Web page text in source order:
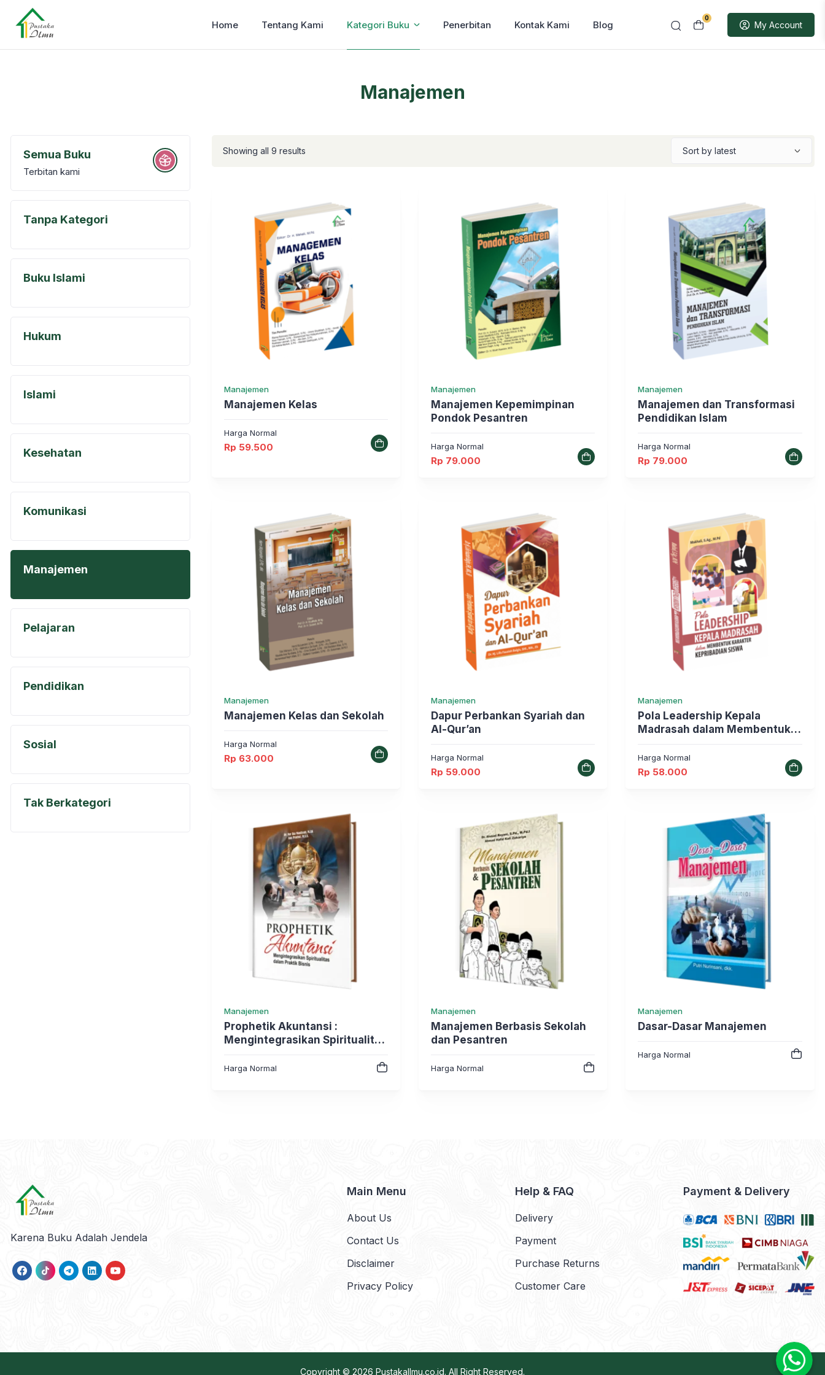
0
My Account
Home Tentang Kami Kategori Buku Penerbitan Kontak Kami Blog
Manajemen
Semua Buku
Terbitan kami
Tanpa Kategori
Buku Islami
Hukum
Islami
Kesehatan
Komunikasi
Manajemen
Pelajaran
Pendidikan
Sosial
Tak Berkategori
Showing all 9 results
Manajemen
Manajemen Kelas
Harga Normal
Rp 59.500
Manajemen
Manajemen Kepemimpinan
Pondok Pesantren
Harga Normal
Rp 79.000
Manajemen
Manajemen dan Transformasi
Pendidikan Islam
Harga Normal
Rp 79.000
Manajemen
Manajemen Kelas dan Sekolah
Harga Normal
Rp 63.000
Manajemen
Dapur Perbankan Syariah dan
Al-Qur’an
Harga Normal
Rp 59.000
Manajemen
Pola Leadership Kepala
Madrasah dalam Membentuk
Harga Normal
Rp 58.000
Manajemen
Prophetik Akuntansi :
Mengintegrasikan Spiritualitas
Harga Normal
Manajemen
Manajemen Berbasis Sekolah
dan Pesantren
Harga Normal
Manajemen
Dasar-Dasar Manajemen
Harga Normal
Karena Buku Adalah Jendela
Main Menu
About Us
Contact Us
Disclaimer
Privacy Policy
Help & FAQ
Delivery
Payment
Purchase Returns
Customer Care
Payment & Delivery
Copyright © 2026 PustakaIlmu.co.id. All Right Reserved.